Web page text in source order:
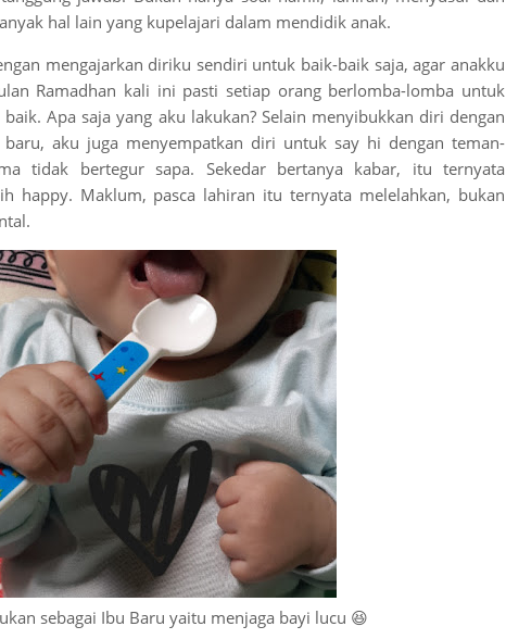
hal lain yang kupelajari dalam mendidik anak.
mengajarkan diriku sendiri untuk baik-baik saja, agar anakku
Ramadhan kali ini pasti setiap orang berlomba-lomba untuk
Apa saja yang aku lakukan? Selain menyibukkan diri dengan
baru, aku juga menyempatkan diri untuk say hi dengan teman-
tidak bertegur sapa. Sekedar bertanya kabar, itu ternyata
happy. Maklum, pasca lahiran itu ternyata melelahkan, bukan
sebagai Ibu Baru yaitu menjaga bayi lucu 😆